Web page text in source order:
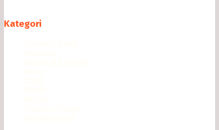
Kategori